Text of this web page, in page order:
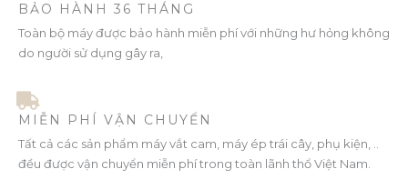
BẢO HÀNH 36 THÁNG
Toàn bộ máy được bảo hành miễn phí với những hư hỏng không
do người sử dụng gây ra,
MIỄN PHÍ VẬN CHUYỂN
Tất cả các sản phẩm máy vắt cam, máy ép trái cây, phụ kiện, ..
đều được vận chuyển miễn phí trong toàn lãnh thổ Việt Nam.